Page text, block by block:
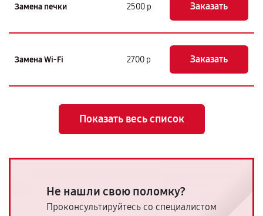
Замена печки 2500 р Заказать
Замена Wi-Fi 2700 р Заказать
Показать весь список
Не нашли свою поломку?
Проконсультируйтесь со специалистом